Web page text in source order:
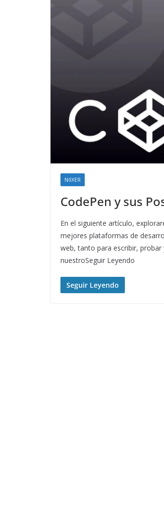
NIIXER
CodePen y sus
En el siguiente artículo,
mejores plataformas de
web, tanto para escribir,
nuestroSeguir Leyendo
Seguir Leyendo